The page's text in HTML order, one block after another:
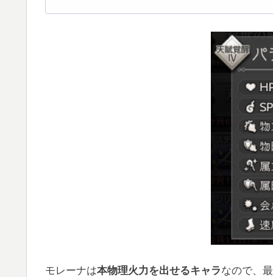
モレーナは本物理火力を出せるキャラなので、